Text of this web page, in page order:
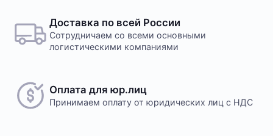
Оплата производится в офисе компании наличными
в кассу компании. Доступна оплата сотруднику
службы доставки при получении заказа. Доставка
Доставка по всей России
Сотрудничаем со всеми основными
логистическими компаниями
Оплата для юр.лиц
Принимаем оплату от юридических лиц с НДС